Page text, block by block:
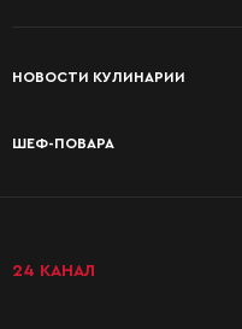
НОВОСТИ КУЛИНАРИИ
ШЕФ-ПОВАРА
24 КАНАЛ